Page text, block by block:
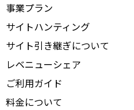
事業プラン
サイトハンティング
サイト引き継ぎについて
レベニューシェア
ご利用ガイド
料金について